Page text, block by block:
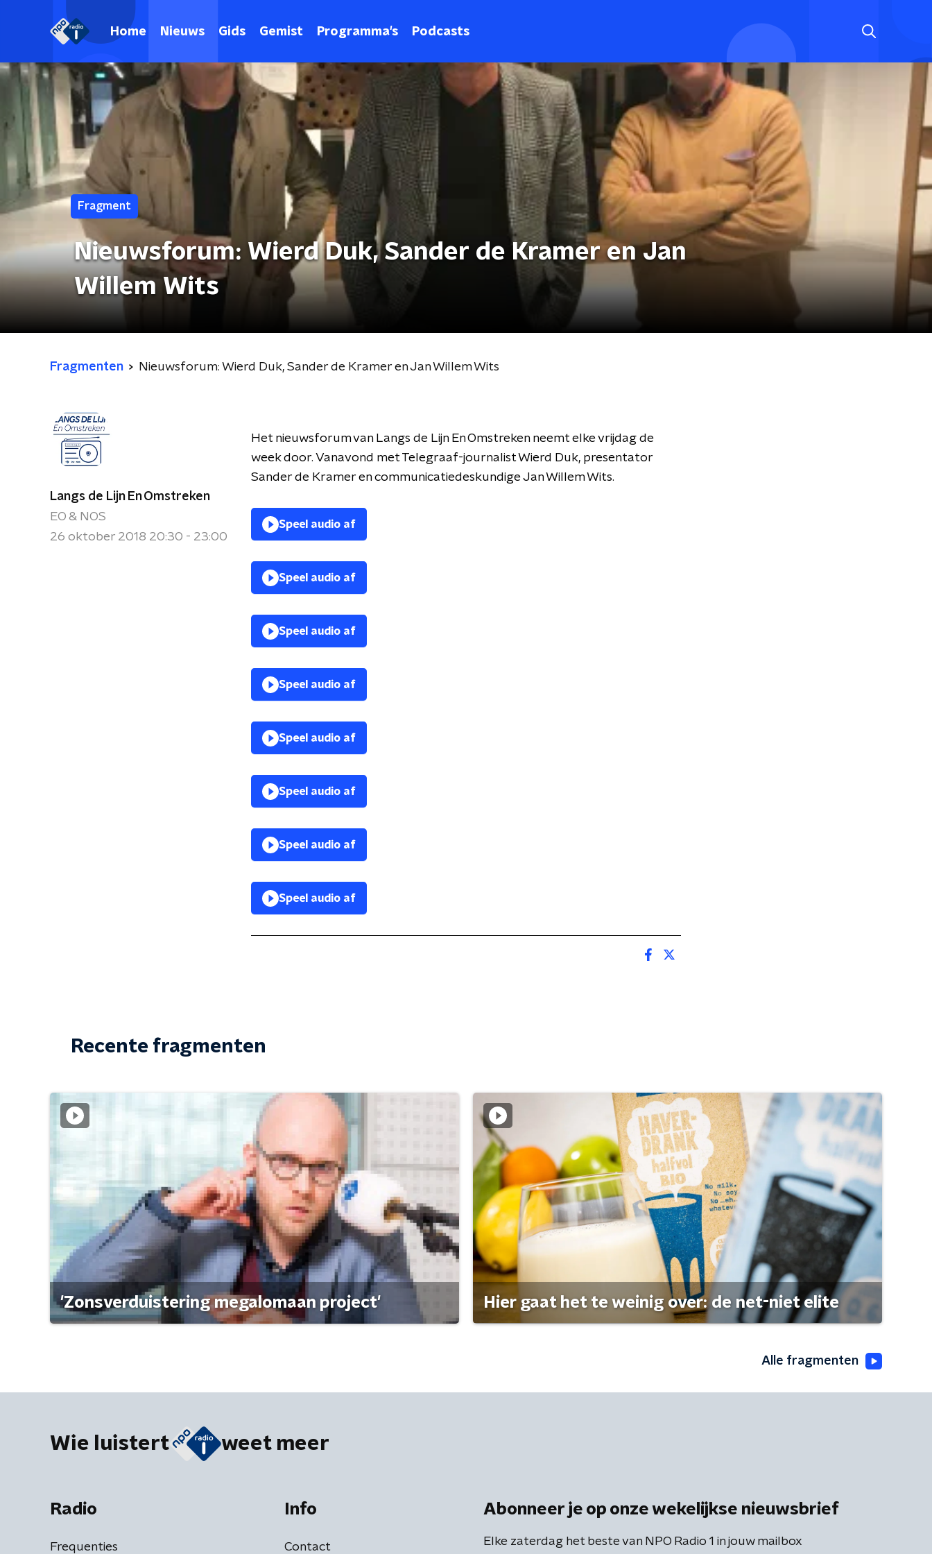
Home Nieuws Gids Gemist Programma's Podcasts
Fragment
Nieuwsforum: Wierd Duk, Sander de Kramer en Jan
Willem Wits
Fragmenten Nieuwsforum: Wierd Duk, Sander de Kramer en Jan Willem Wits
Langs de Lijn En Omstreken
EO & NOS
26 oktober 2018 20:30 - 23:00
Het nieuwsforum van Langs de Lijn En Omstreken neemt elke vrijdag de
week door. Vanavond met Telegraaf-journalist Wierd Duk, presentator
Sander de Kramer en communicatiedeskundige Jan Willem Wits.
Speel audio af
Speel audio af
Speel audio af
Speel audio af
Speel audio af
Speel audio af
Speel audio af
Speel audio af
Recente fragmenten
'Zonsverduistering megalomaan project' Hier gaat het te weinig over: de net-niet elite
Alle fragmenten
Wie luistert weet meer
Radio
Frequenties
Info
Contact
Abonneer je op onze wekelijkse nieuwsbrief
Elke zaterdag het beste van NPO Radio 1 in jouw mailbox